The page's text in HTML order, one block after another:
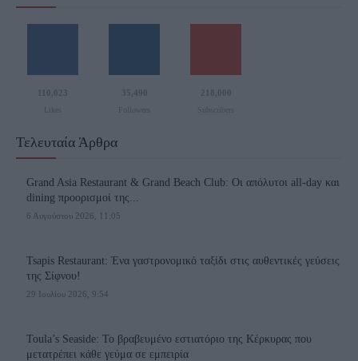
110,023 35,490 218,000
Τελευταία Άρθρα
Grand Asia Restaurant & Grand Beach Club: Οι απόλυτοι all-day και
dining προορισμοί της...
6 Αυγούστου 2026, 11:05
Tsapis Restaurant: Ένα γαστρονομικό ταξίδι στις αυθεντικές γεύσεις
της Σίφνου!
29 Ιουλίου 2026, 9:54
Toula’s Seaside: Το βραβευμένο εστιατόριο της Κέρκυρας που
μετατρέπει κάθε γεύμα σε εμπειρία